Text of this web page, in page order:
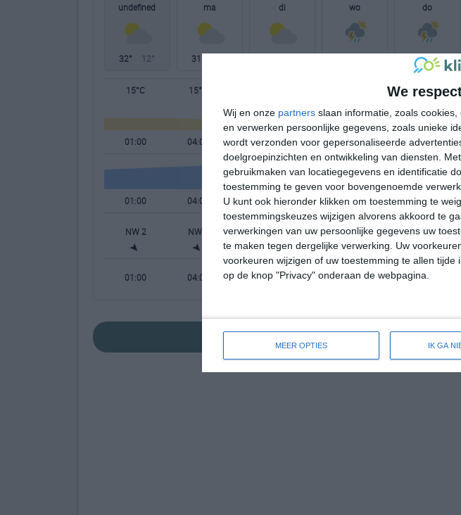
We
Wij en onze partners slaan informatie, zoals
en verwerken persoonlijke gegevens, zoals unieke
wordt verzonden voor gepersonaliseerde
doelgroepinzichten en ontwikkeling van diensten.
gebruikmaken van locatiegegevens en identificatie
toestemming te geven voor bovengenoemde
U kunt ook hieronder klikken om toestemming te
toestemmingskeuzes wijzigen alvorens akkoord te
verwerkingen van uw persoonlijke gegevens uw
te maken tegen dergelijke verwerking. Uw
voorkeuren wijzigen of uw toestemming te allen
op de knop "Privacy" onderaan de webpagina.
MEER OPTIES IK GA
undefined
32° 12°
ma
31°
di wo do
25° 11°
15°C 15°C 30°C 31°C
01:00 04:00 07:00 10:00 13:00 16:00
01:00 04:00 07:00 10:00 13:00 16:00
NW 2 NW 2 NNW 2 ZO 1 Z 2 W 4
01:00 04:00 07:00 10:00 13:00
bekijk de uitgebreide weersverwachting voor